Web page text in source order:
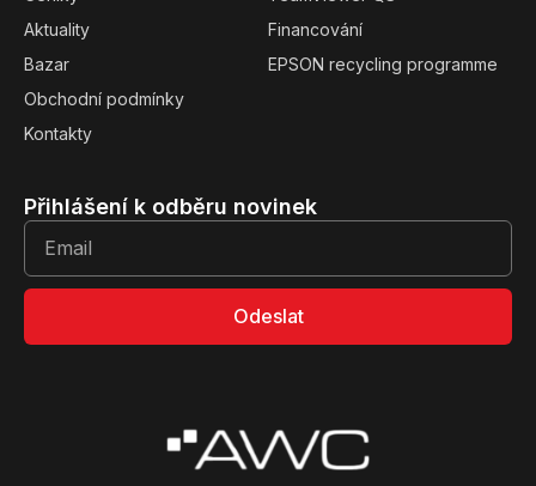
Financování
EPSON recycling programme
Aktuality
Bazar
Obchodní podmínky
Kontakty
Přihlášení k odběru novinek
Odeslat